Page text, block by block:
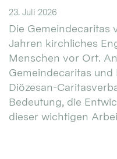
23. Juli 2026
Die Gemeindecaritas
Jahren kirchliches
Menschen vor Ort.
Gemeindecaritas
Diözesan-
Bedeutung, die
dieser wichtigen